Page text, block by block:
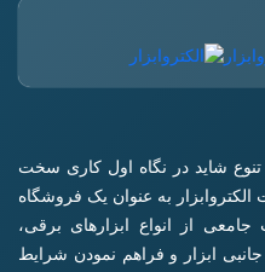
تنوع شاید در نگاه اول کاری سخت
به عنوان یک فروشگاه
جامعی از انواع ابزار‌های برقی،
ابزار و فراهم نمودن شرایط